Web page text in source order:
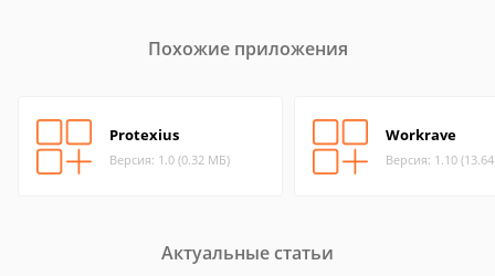
Похожие приложения
Protexius
Версия: 1.0 (0.32 МБ)
Workrave
Версия: 1.10
Актуальные статьи